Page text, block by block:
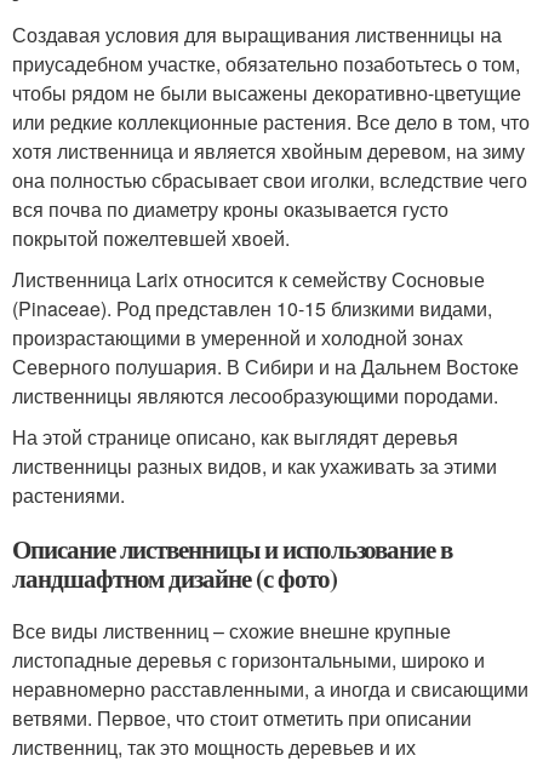
Создавая условия для выращивания лиственницы на
приусадебном участке, обязательно позаботьтесь о том,
чтобы рядом не были высажены декоративно-цветущие
или редкие коллекционные растения. Все дело в том, что
хотя лиственница и является хвойным деревом, на зиму
она полностью сбрасывает свои иголки, вследствие чего
вся почва по диаметру кроны оказывается густо
покрытой пожелтевшей хвоей.
Лиственница Larix относится к семейству Сосновые
(Pinaceae). Род представлен 10-15 близкими видами,
произрастающими в умеренной и холодной зонах
Северного полушария. В Сибири и на Дальнем Востоке
лиственницы являются лесообразующими породами.
На этой странице описано, как выглядят деревья
лиственницы разных видов, и как ухаживать за этими
растениями.
Описание лиственницы и использование в
ландшафтном дизайне (с фото)
Все виды лиственниц – схожие внешне крупные
листопадные деревья с горизонтальными, широко и
неравномерно расставленными, а иногда и свисающими
ветвями. Первое, что стоит отметить при описании
лиственниц, так это мощность деревьев и их